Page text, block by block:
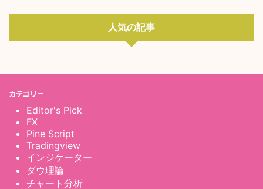
人気の記事
カテゴリー
Editor's Pick
FX
Pine Script
Tradingview
インジケーター
ダウ理論
チャート分析